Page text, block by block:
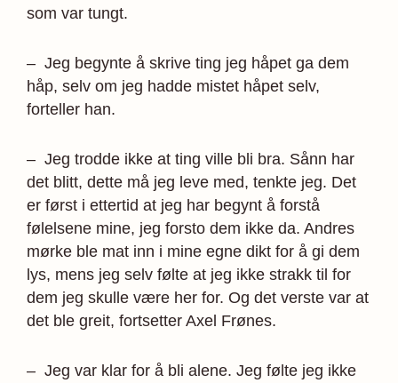
som var tungt.
– Jeg begynte å skrive ting jeg håpet ga dem
håp, selv om jeg hadde mistet håpet selv,
forteller han.
– Jeg trodde ikke at ting ville bli bra. Sånn har
det blitt, dette må jeg leve med, tenkte jeg. Det
er først i ettertid at jeg har begynt å forstå
følelsene mine, jeg forsto dem ikke da. Andres
mørke ble mat inn i mine egne dikt for å gi dem
lys, mens jeg selv følte at jeg ikke strakk til for
dem jeg skulle være her for. Og det verste var at
det ble greit, fortsetter Axel Frønes.
– Jeg var klar for å bli alene. Jeg følte jeg ikke